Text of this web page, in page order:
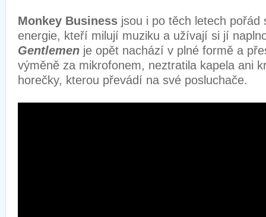
Monkey Business jsou i po těch letech pořád
energie, kteří milují muziku a užívají si jí
Gentlemen je opět nachází v plné formě a
výměně za mikrofonem, neztratila kapela ani
horečky, kterou převádí na své posluchače.